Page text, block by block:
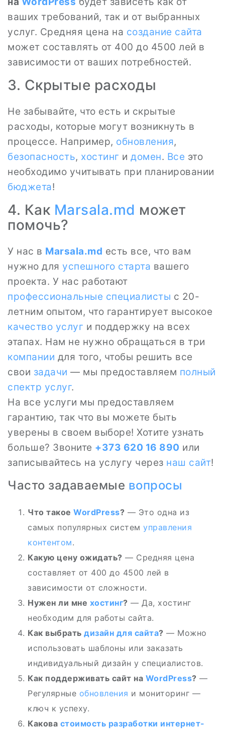
ваших требований, так и от выбранных
услуг. Средняя цена на создание сайта
может составлять от 400 до 4500 лей в
зависимости от ваших потребностей.
3. Скрытые расходы
Не забывайте, что есть и скрытые
расходы, которые могут возникнуть в
процессе. Например, обновления,
безопасность, хостинг и домен. Все это
необходимо учитывать при планировании
бюджета!
4. Как Marsala.md может
помочь?
У нас в Marsala.md есть все, что вам
нужно для успешного старта вашего
проекта. У нас работают
профессиональные специалисты с 20-
летним опытом, что гарантирует высокое
качество услуг и поддержку на всех
этапах. Нам не нужно обращаться в три
компании для того, чтобы решить все
свои задачи — мы предоставляем полный
спектр услуг.
На все услуги мы предоставляем
гарантию, так что вы можете быть
уверены в своем выборе! Хотите узнать
больше? Звоните +373 620 16 890 или
записывайтесь на услугу через наш сайт!
Часто задаваемые вопросы
Что такое WordPress? — Это одна из
самых популярных систем управления
контентом.
Какую цену ожидать? — Средняя цена
составляет от 400 до 4500 лей в
зависимости от сложности.
Нужен ли мне хостинг? — Да, хостинг
необходим для работы сайта.
Как выбрать дизайн для сайта? — Можно
использовать шаблоны или заказать
индивидуальный дизайн у специалистов.
Как поддерживать сайт на WordPress? —
Регулярные обновления и мониторинг —
ключ к успеху.
Какова стоимость разработки интернет-